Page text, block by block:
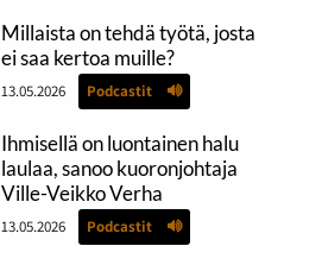
Millaista on tehdä työtä, josta
ei saa kertoa muille?
13.05.2026 Podcastit
Ihmisellä on luontainen halu
laulaa, sanoo kuoronjohtaja
Ville-Veikko Verha
13.05.2026 Podcastit